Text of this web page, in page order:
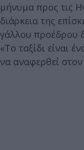
μήνυμα προς τις
διάρκεια της
γάλλου προέδρου
«Το ταξίδι είναι
να αναφερθεί